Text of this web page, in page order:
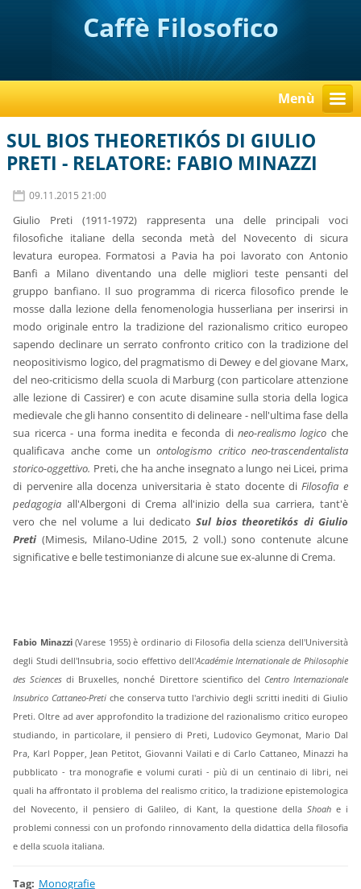
Caffè Filosofico
Menù
SUL BIOS THEORETIKÓS DI GIULIO
PRETI - RELATORE: FABIO MINAZZI
09.11.2015 21:00
Giulio Preti (1911-1972) rappresenta una delle principali voci
filosofiche italiane della seconda metà del Novecento di sicura
levatura europea. Formatosi a Pavia ha poi lavorato con Antonio
Banfi a Milano diventando una delle migliori teste pensanti del
gruppo banfiano. Il suo programma di ricerca filosofico prende le
mosse dalla lezione della fenomenologia husserliana per inserirsi in
modo originale entro la tradizione del razionalismo critico europeo
sapendo declinare un serrato confronto critico con la tradizione del
neopositivismo logico, del pragmatismo di Dewey e del giovane Marx,
del neo-criticismo della scuola di Marburg (con particolare attenzione
alle lezione di Cassirer) e con acute disamine sulla storia della logica
medievale che gli hanno consentito di delineare - nell'ultima fase della
sua ricerca - una forma inedita e feconda di neo-realismo logico che
qualificava anche come unontologismo critico neo-trascendentalista
storico-oggettivo. Preti, che ha anche insegnato a lungo nei Licei, prima
di pervenire alla docenza universitaria è stato docente diFilosofia e
pedagogia all'Albergoni di Crema all'inizio della sua carriera, tant'è
vero che nel volume a lui dedicatoSul bios theoretikós di Giulio
Preti (Mimesis, Milano-Udine 2015, 2 voll.) sono contenute alcune
significative e belle testimonianze di alcune sue ex-alunne di Crema.
Fabio Minazzi(Varese 1955) è ordinario di Filosofia della scienza dell'Università
degli Studi dell'Insubria, socio effettivo dell'Académie Internationale de Philosophie
des Sciences di Bruxelles, nonché Direttore scientifico del Centro Internazionale
Insubrico Cattaneo-Preti che conserva tutto l'archivio degli scritti inediti di Giulio
Preti. Oltre ad aver approfondito la tradizione del razionalismo critico europeo
studiando, in particolare, il pensiero di Preti, Ludovico Geymonat, Mario Dal
Pra, Karl Popper, Jean Petitot, Giovanni Vailati e di Carlo Cattaneo, Minazzi ha
pubblicato - tra monografie e volumi curati - più di un centinaio di libri, nei
quali ha affrontato il problema del realismo critico, la tradizione epistemologica
del Novecento, il pensiero di Galileo, di Kant, la questione della Shoahe i
problemi connessi con un profondo rinnovamento della didattica della filosofia
e della scuola italiana.
Tag: Monografie